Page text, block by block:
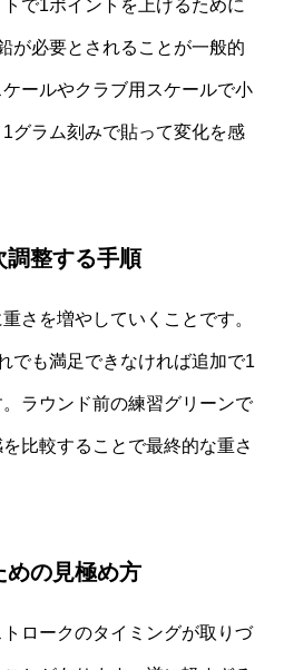
で1ポイントを上げるために
が必要とされることが一般的
ールやクラブ用スケールで小
グラム刻みで貼って変化を感
調整する手順
さを増やしていくことです。
でも満足できなければ追加で1
ラウンド前の練習グリーンで
比較することで最終的な重さ
めの見極め方
ロークのタイミングが取りづ